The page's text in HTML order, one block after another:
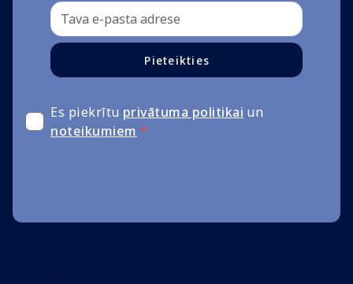
Pieteikties
Es piekrītu privātuma politikai un
noteikumiem *